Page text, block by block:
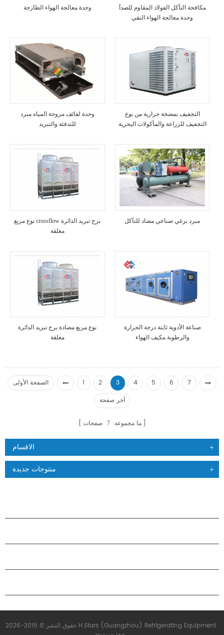
وحدة معالجة الهواء الطازجة
مكافحة التآكل الفولاذ المقاوم للصدأ
وحدة معالجة الهواء النقي
وحدة لفائف مروحة المياه مبرد
للتدفئة والتبريد
التجفيف بمضخة حرارية من نوع
التجفيف للزراعة والمأكولات البحرية
نوع مربع crossflow برج تبريد الدائرة
مغلقة
مبرد برغي صناعي مضاد للتآكل
نوع مربع مضادة برج تبريد الدائرة
مغلقة
صناعة الأدوية ثابتة درجة الحرارة
والرطوبة مكيف الهواء
الصفحة الأولى 1 2 3 4 5 6
7
آخر صفحة
ما مجموعه 7 صفحات
الاقسام
منتوجات جديدة
حقوق النشر © 2015-2026 H.Stars (Guangzhou) Refrigerating Equipment